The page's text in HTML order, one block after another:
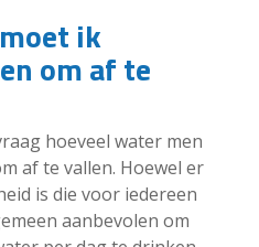
ik
om af te
hoeveel water men
af te vallen. Hoewel er
is die voor iedereen
aanbevolen om